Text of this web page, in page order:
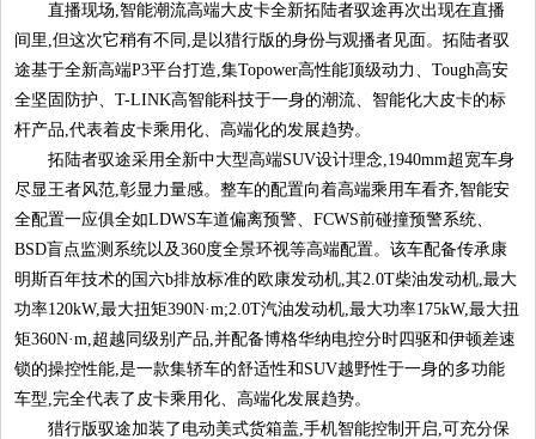
直播现场,智能潮流高端大皮卡全新拓陆者驭途再次出现在直播
间里,但这次它稍有不同,是以猎行版的身份与观播者见面。拓陆者驭
途基于全新高端P3平台打造,集Topower高性能顶级动力、Tough高安
全坚固防护、T-LINK高智能科技于一身的潮流、智能化大皮卡的标
杆产品,代表着皮卡乘用化、高端化的发展趋势。
拓陆者驭途采用全新中大型高端SUV设计理念,1940mm超宽车身
尽显王者风范,彰显力量感。整车的配置向着高端乘用车看齐,智能安
全配置一应俱全如LDWS车道偏离预警、FCWS前碰撞预警系统、
BSD盲点监测系统以及360度全景环视等高端配置。该车配备传承康
明斯百年技术的国六b排放标准的欧康发动机,其2.0T柴油发动机,最大
功率120kW,最大扭矩390N·m;2.0T汽油发动机,最大功率175kW,最大扭
矩360N·m,超越同级别产品,并配备博格华纳电控分时四驱和伊顿差速
锁的操控性能,是一款集轿车的舒适性和SUV越野性于一身的多功能
车型,完全代表了皮卡乘用化、高端化发展趋势。
猎行版驭途加装了电动美式货箱盖,手机智能控制开启,可充分保